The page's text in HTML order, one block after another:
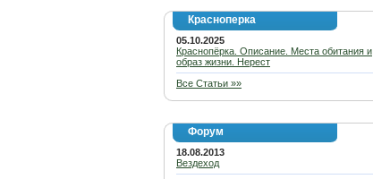
Красноперка
05.10.2025
Краснопёрка. Описание. Места обитания и
образ жизни. Нерест
Все Статьи »»
Форум
18.08.2013
Вездеход